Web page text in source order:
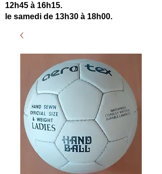
12h45 à 16h15.
le samedi de 13h30 à 18h00.